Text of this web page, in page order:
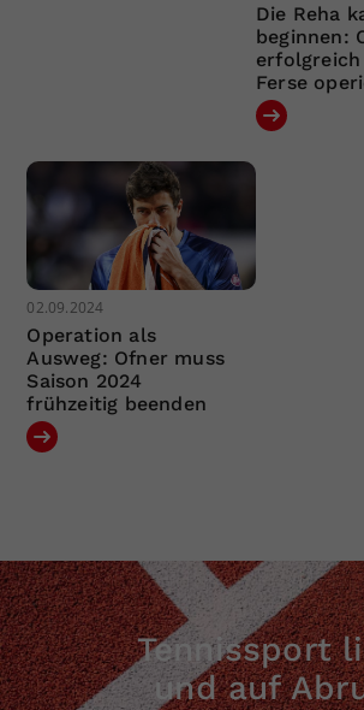
Die Reha
beginnen:
erfolgreich
Ferse
02.09.2024
Operation als
Ausweg: Ofner muss
Saison 2024
frühzeitig beenden
Tennissport
und auf